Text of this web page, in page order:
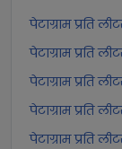
पेटाग्राम प्रति
पेटाग्राम प्रति
पेटाग्राम प्रति
पेटाग्राम प्रति
पेटाग्राम प्रति